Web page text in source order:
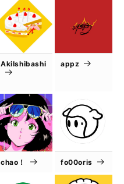
AkiIshibashi appz
chao！ fo00oris